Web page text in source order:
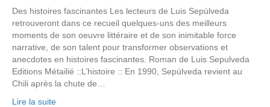
Des histoires fascinantes Les lecteurs de Luis Sepúlveda
retrouveront dans ce recueil quelques-uns des meilleurs
moments de son oeuvre littéraire et de son inimitable force
narrative, de son talent pour transformer observations et
anecdotes en histoires fascinantes. Roman de Luis Sepulveda
Editions Métailié ::L’histoire :: En 1990, Sepúlveda revient au
Chili après la chute de…
Lire la suite